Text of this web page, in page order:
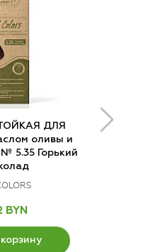
ДЛЯ
оливы и
5.35 Горький
BYN